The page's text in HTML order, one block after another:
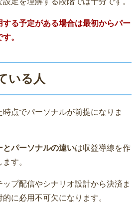
する予定がある場合は最初からパー
。
いる人
点でパーソナルが前提になりま
とパーソナルの違いは収益導線を作
す。
プ配信やシナリオ設計から決済ま
に必用不可欠になります。